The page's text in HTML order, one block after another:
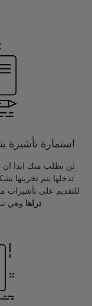
استمارة تأشيرة
لن نطلب منك ابدا ان
تدخلها يتم تخزينها
للتقديم على تأشيرات
تراها وهي